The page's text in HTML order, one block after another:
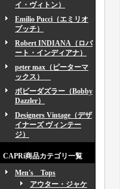
イ・ヴィトン）
Emilio Pucci（エミリオ
プッチ）
Robert INDIANA（ロバ
ート・インディアナ）
peter max（ピーターマ
ックス）
ボビーダズラー（Bobby
Dazzler）
Designers Vintage（デザ
イナーズ ヴィンテー
ジ）
CAPRi商品カテゴリ一覧
Men's Tops
アウター・ジャケ